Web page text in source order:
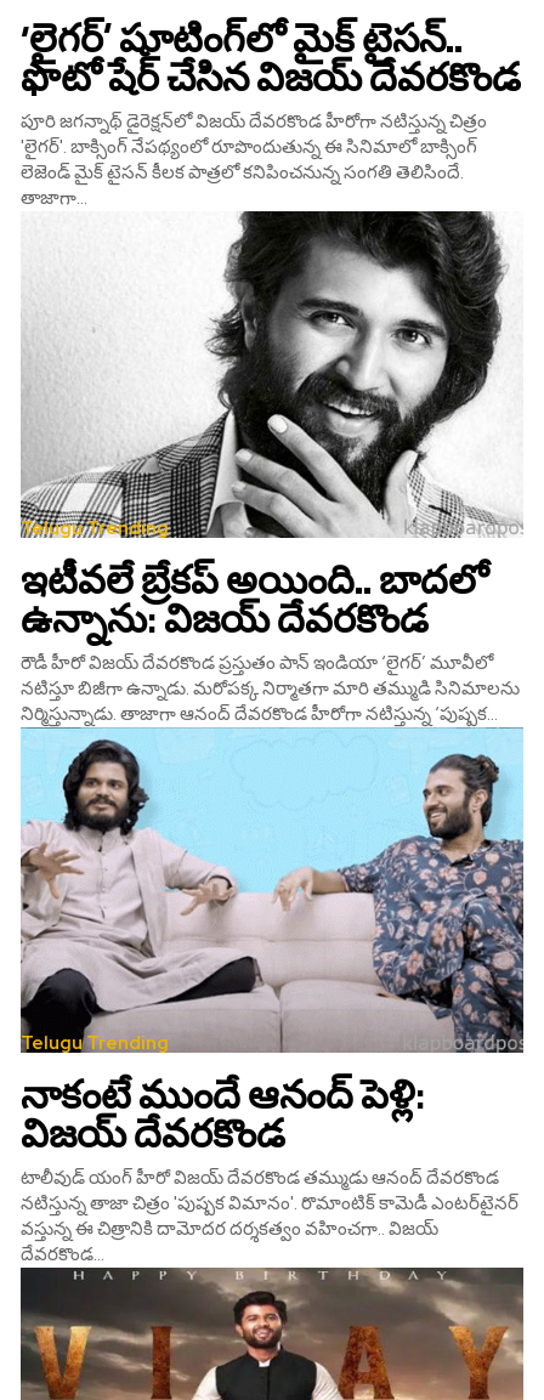
‘లైగర్’‌ షూటింగ్‌లో మైక్‌ టైసన్‌..
ఫొటో షేర్‌ చేసిన విజయ్‌ దేవరకొండ
పూరి జగన్నాథ్‌ డైరెక్షన్‌లో విజయ్‌ దేవరకొండ హీరోగా నటిస్తున్న చిత్రం
'లైగర్'‌. బాక్సింగ్‌ నేపథ్యంలో రూపొందుతున్న ఈ సినిమాలో బాక్సింగ్‌
లెజెండ్‌ మైక్‌ టైసన్‌ కీలక పాత్రలో కనిపించనున్న సంగతి తెలిసిందే.
తాజాగా...
Telugu Trending
ఇటీవలే బ్రేకప్‌ అయింది.. బాదలో
ఉన్నాను: విజయ్‌ దేవరకొండ
రౌడీ హీరో విజయ్ దేవరకొండ ప్రస్తుతం పాన్ ఇండియా ‘లైగర్’ మూవీలో
నటిస్తూ బిజీగా ఉన్నాడు. మరోపక్క నిర్మాతగా మారి తమ్ముడి సినిమాలను
నిర్మిస్తున్నాడు. తాజాగా ఆనంద్ దేవరకొండ హీరోగా నటిస్తున్న ‘పుష్పక...
Telugu Trending
నాకంటే ముందే ఆనంద్‌ పెళ్లి:
విజయ్‌ దేవరకొండ
టాలీవుడ్‌ యంగ్‌ హీరో విజయ్‌ దేవరకొండ తమ్ముడు ఆనంద్ దేవ‌ర‌కొండ
నటిస్తున్న తాజా చిత్రం 'పుష్పక విమానం'. రొమాంటిక్‌ కామెడీ ఎంటర్‌టైనర్‌
వస్తున్న ఈ చి​త్రానికి దామోదర దర్శకత్వం వహించగా.. విజయ్‌
దేవరకొండ...